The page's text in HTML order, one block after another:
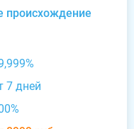
происхождение
7 дней